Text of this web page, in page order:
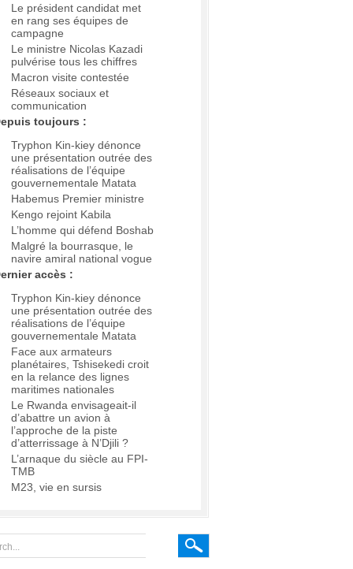
Le président candidat met
en rang ses équipes de
campagne
Le ministre Nicolas Kazadi
pulvérise tous les chiffres
Macron visite contestée
Réseaux sociaux et
communication
toujours :
Tryphon Kin-kiey dénonce
une présentation outrée des
réalisations de l’équipe
gouvernementale Matata
Habemus Premier ministre
Kengo rejoint Kabila
L’homme qui défend Boshab
Malgré la bourrasque, le
navire amiral national vogue
accès :
Tryphon Kin-kiey dénonce
une présentation outrée des
réalisations de l’équipe
gouvernementale Matata
Face aux armateurs
planétaires, Tshisekedi croit
en la relance des lignes
maritimes nationales
Le Rwanda envisageait-il
d’abattre un avion à
l’approche de la piste
d’atterrissage à N’Djili ?
L’arnaque du siècle au FPI-
TMB
M23, vie en sursis